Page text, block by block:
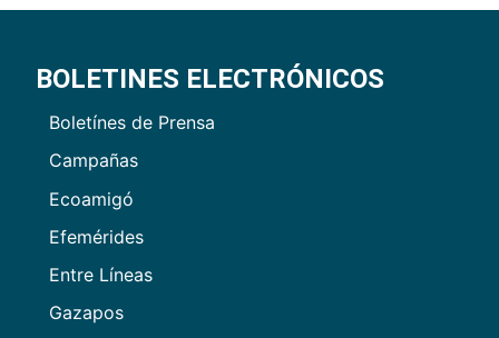
BOLETINES ELECTRÓNICOS
Boletínes de Prensa
Campañas
Ecoamigó
Efemérides
Entre Líneas
Gazapos